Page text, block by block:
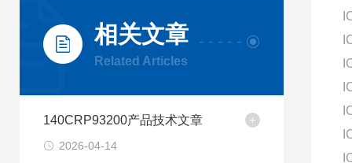
相关文章
Related Articles
140CRP93200产品技术文章
2026-04-14